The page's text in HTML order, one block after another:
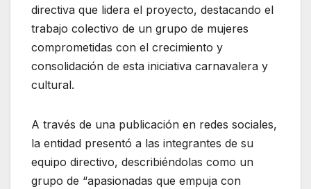
directiva que lidera el proyecto, destacando el
trabajo colectivo de un grupo de mujeres
comprometidas con el crecimiento y
consolidación de esta iniciativa carnavalera y
cultural.
A través de una publicación en redes sociales,
la entidad presentó a las integrantes de su
equipo directivo, describiéndolas como un
grupo de “apasionadas que empuja con